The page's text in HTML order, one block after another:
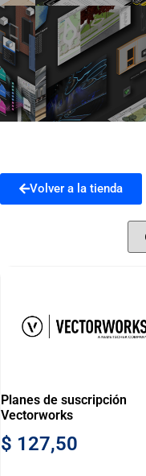
Volver a la tienda
Planes de suscripción
Vectorworks
$ 127,50